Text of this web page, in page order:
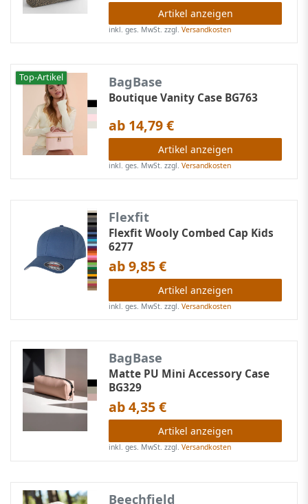
Artikel anzeigen
inkl. ges. MwSt. zzgl.Versandkosten
Top-Artikel BagBase
Boutique Vanity Case BG763
ab 14,79 €
Artikel anzeigen
inkl. ges. MwSt. zzgl.Versandkosten
Flexfit
Flexfit Wooly Combed Cap Kids
6277
ab 9,85 €
Artikel anzeigen
inkl. ges. MwSt. zzgl.Versandkosten
BagBase
Matte PU Mini Accessory Case
BG329
ab 4,35 €
Artikel anzeigen
inkl. ges. MwSt. zzgl.Versandkosten
Beechfield